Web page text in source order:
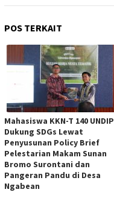
POS TERKAIT
Mahasiswa KKN-T 140 UNDIP
Dukung SDGs Lewat
Penyusunan Policy Brief
Pelestarian Makam Sunan
Bromo Surontani dan
Pangeran Pandu di Desa
Ngabean